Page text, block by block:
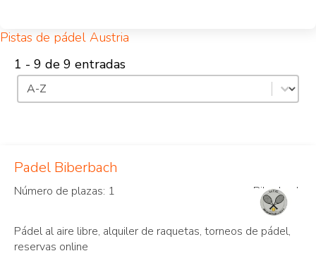
Pistas de pádel Austria
1 - 9 de 9 entradas
Clasificación
Ordenar el contenido
Padel Biberbach
Número de plazas: 1 Biberbach
Pádel al aire libre, alquiler de raquetas, torneos de pádel,
reservas online